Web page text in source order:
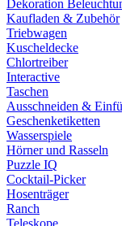
Dekoration
Kaufladen & Zubehör
Triebwagen
Kuscheldecke
Chlortreiber
Interactive
Taschen
Ausschneiden &
Geschenketiketten
Wasserspiele
Hörner und Rasseln
Puzzle IQ
Cocktail-Picker
Hosenträger
Ranch
Teleskope